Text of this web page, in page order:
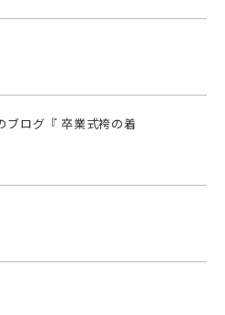
ログ『 卒業式袴の着